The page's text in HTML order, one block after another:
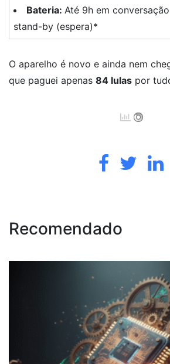
Bateria: Até 9h em
stand-by (espera)*
O aparelho é novo e ainda nem
que paguei apenas 84 lulas por
Recomendado